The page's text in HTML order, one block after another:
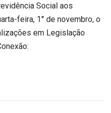
Social aos
feira, 1° de novembro, o
em Legislação